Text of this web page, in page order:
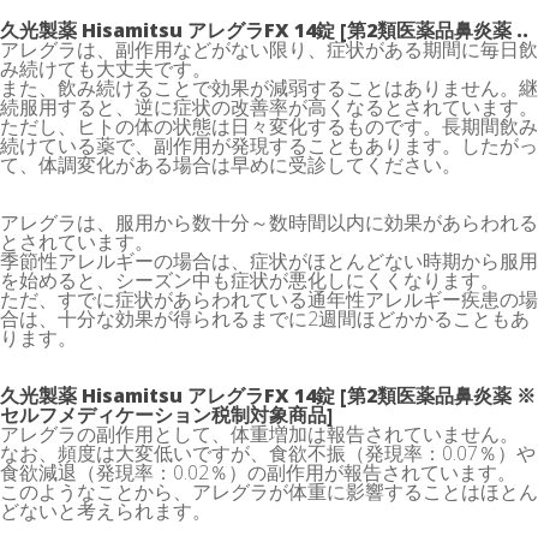
久光製薬 Hisamitsu アレグラFX 14錠 [第2類医薬品鼻炎薬 ..
アレグラは、副作用などがない限り、症状がある期間に毎日飲
み続けても大丈夫です。
また、飲み続けることで効果が減弱することはありません。継
続服用すると、逆に症状の改善率が高くなるとされています。
ただし、ヒトの体の状態は日々変化するものです。長期間飲み
続けている薬で、副作用が発現することもあります。したがっ
て、体調変化がある場合は早めに受診してください。
アレグラは、服用から数十分～数時間以内に効果があらわれる
とされています。
季節性アレルギーの場合は、症状がほとんどない時期から服用
を始めると、シーズン中も症状が悪化しにくくなります。
ただ、すでに症状があらわれている通年性アレルギー疾患の場
合は、十分な効果が得られるまでに2週間ほどかかることもあ
ります。
久光製薬 Hisamitsu アレグラFX 14錠 [第2類医薬品鼻炎薬 ※
セルフメディケーション税制対象商品]
アレグラの副作用として、体重増加は報告されていません。
なお、頻度は大変低いですが、食欲不振（発現率：0.07％）や
食欲減退（発現率：0.02％）の副作用が報告されています。
このようなことから、アレグラが体重に影響することはほとん
どないと考えられます。